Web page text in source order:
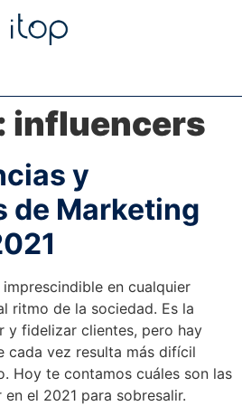
influencers
y
de Marketing
imprescindible en cualquier
ritmo de la sociedad. Es la
y fidelizar clientes, pero hay
cada vez resulta más difícil
Hoy te contamos cuáles son las
el 2021 para sobresalir.